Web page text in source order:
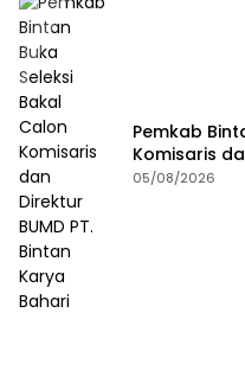
Pemkab
Komisaris
Karya Bahari
05/08/2026